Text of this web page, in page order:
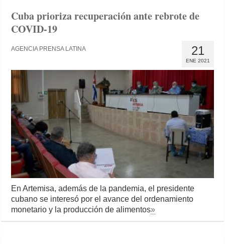
Cuba prioriza recuperación ante rebrote de
COVID-19
21
ENE 2021
AGENCIA PRENSA LATINA
En Artemisa, además de la pandemia, el presidente
cubano se interesó por el avance del ordenamiento
monetario y la producción de alimentos»